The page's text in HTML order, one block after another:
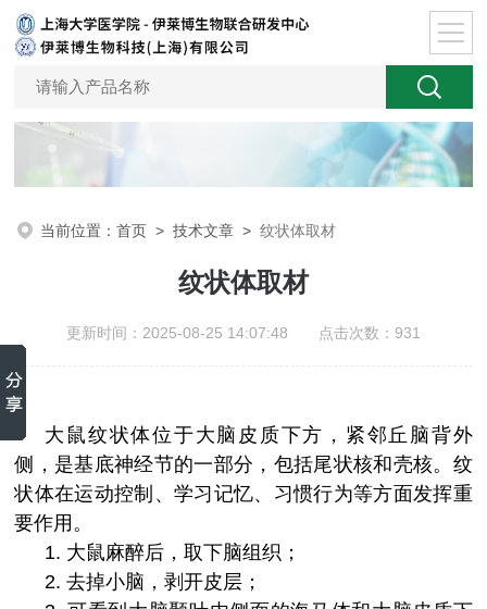
当前位置：首页 >技术文章 >纹状体取材
纹状体取材
更新时间：2025-08-25 14:07:48 点击次数：931
大鼠纹状体位于大脑皮质下方，紧邻丘脑背外
侧，是基底神经节的一部分，包括尾状核和壳核。纹
状体在运动控制、学习记忆、习惯行为等方面发挥重
要作用。
1. 大鼠麻醉后，取下脑组织；
2.去掉小脑，剥开皮层；